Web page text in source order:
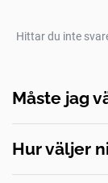
Hittar du inte
Måste jag
Hur väljer